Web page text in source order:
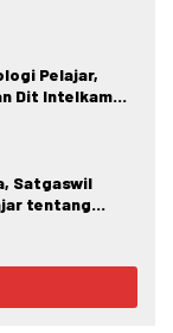
Pelajar,
Dit Intelkam
Satgaswil
tentang